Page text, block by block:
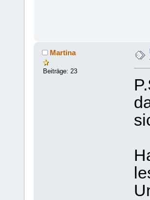
Martina
Beiträge: 23